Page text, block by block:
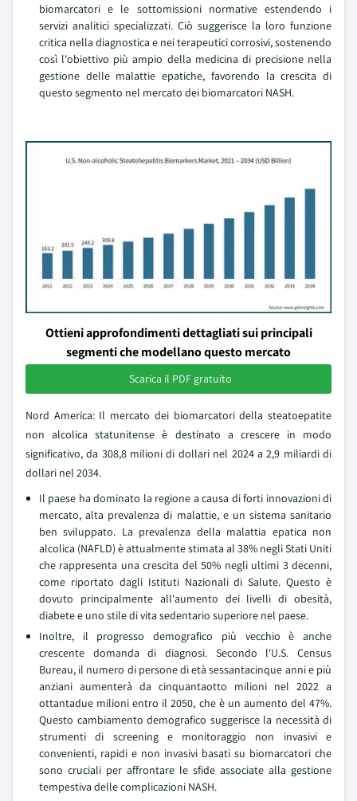
biomarcatori e le sottomissioni normative estendendo i
servizi analitici specializzati. Ciò suggerisce la loro funzione
critica nella diagnostica e nei terapeutici corrosivi, sostenendo
così l'obiettivo più ampio della medicina di precisione nella
gestione delle malattie epatiche, favorendo la crescita di
questo segmento nel mercato dei biomarcatori NASH.
Ottieni approfondimenti dettagliati sui principali
segmenti che modellano questo mercato
Scarica il PDF gratuito
Nord America: Il mercato dei biomarcatori della steatoepatite
non alcolica statunitense è destinato a crescere in modo
significativo, da 308,8 milioni di dollari nel 2024 a 2,9 miliardi di
dollari nel 2034.
Il paese ha dominato la regione a causa di forti innovazioni di
mercato, alta prevalenza di malattie, e un sistema sanitario
ben sviluppato. La prevalenza della malattia epatica non
alcolica (NAFLD) è attualmente stimata al 38% negli Stati Uniti
che rappresenta una crescita del 50% negli ultimi 3 decenni,
come riportato dagli Istituti Nazionali di Salute. Questo è
dovuto principalmente all'aumento dei livelli di obesità,
diabete e uno stile di vita sedentario superiore nel paese.
Inoltre, il progresso demografico più vecchio è anche
crescente domanda di diagnosi. Secondo l'U.S. Census
Bureau, il numero di persone di età sessantacinque anni e più
anziani aumenterà da cinquantaotto milioni nel 2022 a
ottantadue milioni entro il 2050, che è un aumento del 47%.
Questo cambiamento demografico suggerisce la necessità di
strumenti di screening e monitoraggio non invasivi e
convenienti, rapidi e non invasivi basati su biomarcatori che
sono cruciali per affrontare le sfide associate alla gestione
tempestiva delle complicazioni NASH.